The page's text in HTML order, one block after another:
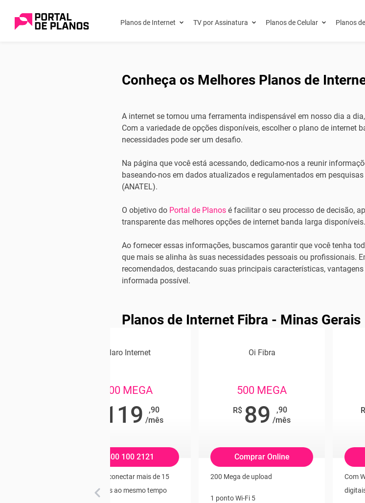
Planos de Internet TV por Assinatura Planos de Celular Planos
Conheça os Melhores Planos de
A internet se tornou uma ferramenta indispensável em nosso dia a
Com a variedade de opções disponíveis, escolher o plano de internet
necessidades pode ser um desafio.
Na página que você está acessando, dedicamo-nos a reunir
baseando-nos em dados atualizados e regulamentados em
(ANATEL).
O objetivo do Portal de Planosé facilitar o seu processo de decisão,
transparente das melhores opções de internet banda larga disponíveis.
Ao fornecer essas informações, buscamos garantir que você tenha
que mais se alinha às suas necessidades pessoais ou profissionais.
recomendados, destacando suas principais características,
informada possível.
Planos de Internet Fibra - Minas Gerais
Claro Internet
500 MEGA
119
,90
/mês
0800 100 2121
Ideal para conectar mais de 15
dispositivos ao mesmo tempo
Oi Fibra
500 MEGA
R$ 89
,90
/mês
Comprar Online
200 Mega de upload
1 ponto Wi-Fi 5
Com